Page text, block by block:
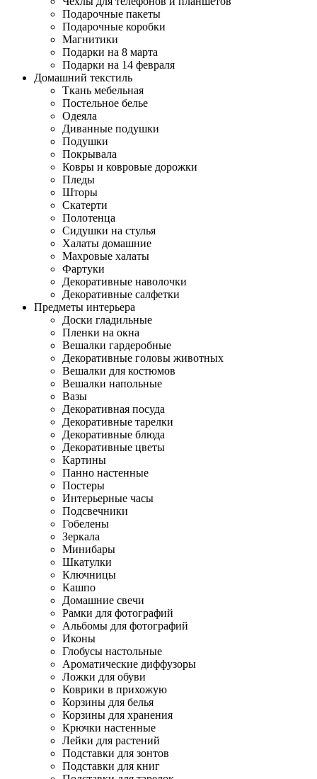
Подарочные пакеты
Подарочные коробки
Магнитики
Подарки на 8 марта
Подарки на 14 февраля
Домашний текстиль
Ткань мебельная
Постельное белье
Одеяла
Диванные подушки
Подушки
Покрывала
Ковры и ковровые дорожки
Пледы
Шторы
Скатерти
Полотенца
Сидушки на стулья
Халаты домашние
Махровые халаты
Фартуки
Декоративные наволочки
Декоративные салфетки
Предметы интерьера
Доски гладильные
Пленки на окна
Вешалки гардеробные
Декоративные головы животных
Вешалки для костюмов
Вешалки напольные
Вазы
Декоративная посуда
Декоративные тарелки
Декоративные блюда
Декоративные цветы
Картины
Панно настенные
Постеры
Интерьерные часы
Подсвечники
Гобелены
Зеркала
Минибары
Шкатулки
Ключницы
Кашпо
Домашние свечи
Рамки для фотографий
Альбомы для фотографий
Иконы
Глобусы настольные
Ароматические диффузоры
Ложки для обуви
Коврики в прихожую
Корзины для белья
Корзины для хранения
Крючки настенные
Лейки для растений
Подставки для зонтов
Подставки для книг